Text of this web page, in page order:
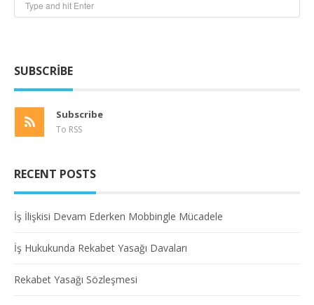
SUBSCRIBE
Subscribe
To RSS
RECENT POSTS
İş İlişkisi Devam Ederken Mobbingle Mücadele
İş Hukukunda Rekabet Yasağı Davaları
Rekabet Yasağı Sözleşmesi